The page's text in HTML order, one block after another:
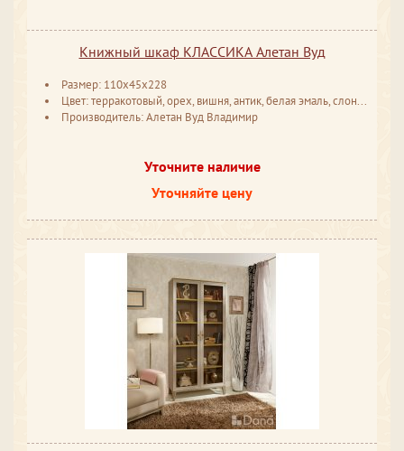
Книжный шкаф КЛАССИКА Алетан Вуд
Размер: 110x45x228
Цвет: терракотовый, орех, вишня, антик, белая эмаль, слоновая кость
Производитель: Алетан Вуд Владимир
Уточните наличие
Уточняйте цену